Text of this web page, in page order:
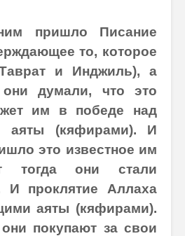
пришло Писание
то, которое
и Инджиль), а
думали, что это
им в победе над
аяты (кяфирами). И
это известное им
тогда они стали
И проклятие Аллаха
аяты (кяфирами).
покупают за свои